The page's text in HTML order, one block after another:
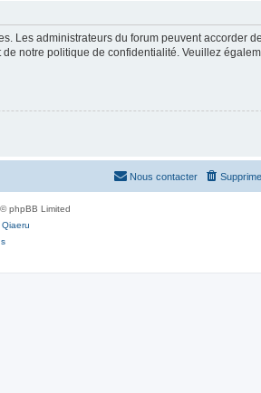
Les administrateurs du forum peuvent accorder
notre politique de confidentialité. Veuillez
Nous contacter
phpBB Limited
Qiaeru